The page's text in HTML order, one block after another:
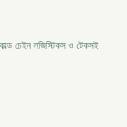
চেইন লজিস্টিকস ও টেকসই